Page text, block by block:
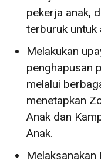
pekerja anak,
terburuk untuk
Melakukan
penghapusan
melalui
menetapkan
Anak dan
Anak.